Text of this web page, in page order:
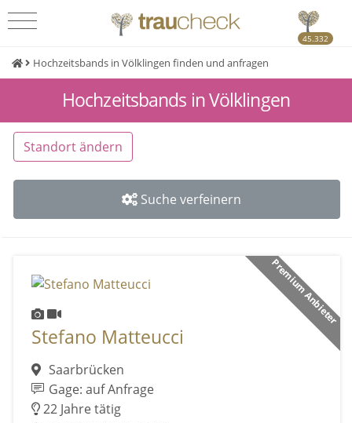
45.332
Hochzeitsbands in Völklingen finden und anfragen
Hochzeitsbands in Völklingen
Standort ändern
Suche verfeinern
Premium Anbieter
Stefano Matteucci
Saarbrücken
Gage: auf Anfrage
22 Jahre tätig